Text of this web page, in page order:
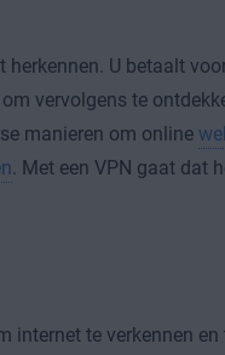
U betaalt
vervolgens te
manieren om online
. Met een VPN gaat dat
internet te verkennen